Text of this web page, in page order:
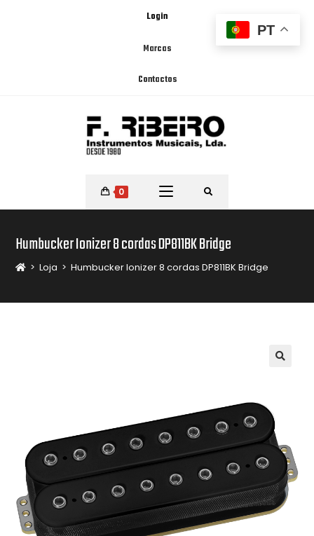
Login
Marcas
Contactos
0
Humbucker Ionizer 8 cordas DP811BK Bridge
> Loja > Humbucker Ionizer 8 cordas DP811BK Bridge
PT